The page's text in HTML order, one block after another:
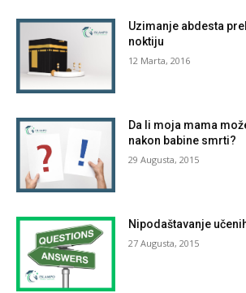
Uzimanje abdesta
noktiju
12 Marta, 2016
Da li moja mama
nakon babine smrti?
29 Augusta, 2015
Nipodaštavanje
27 Augusta, 2015